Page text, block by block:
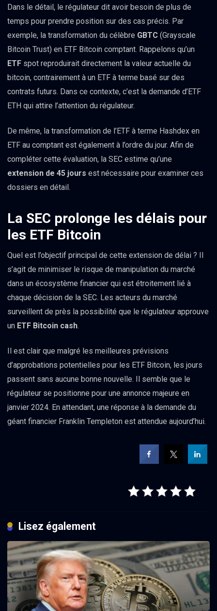
Dans le détail, le régulateur dit avoir besoin de plus de
temps pour prendre position sur des cas précis. Par
exemple, la transformation du célèbre GBTC (Grayscale
Bitcoin Trust) en ETF Bitcoin comptant. Rappelons qu’un
ETF spot reproduirait directement la valeur actuelle du
bitcoin, contrairement à un ETF à terme basé sur des
contrats futurs. Dans ce contexte, c’est la demande d’ETF
ETH qui attire l’attention du régulateur.
De même, la transformation de l’ETF à terme Hashdex en
ETF au comptant est également à l’ordre du jour. Afin de
compléter cette évaluation, la SEC estime qu’une
extension de 45 jours est nécessaire pour examiner ces
dossiers en détail.
La SEC prolonge les délais pour
les ETF Bitcoin
Quel est l’objectif principal de cette extension de délai ? Il
s’agit de minimiser le risque de manipulation du marché
dans un écosystème financier qui est étroitement lié à
chaque décision de la SEC. Les acteurs du marché
surveillent de près la possibilité que le régulateur approuve
un ETF Bitcoin cash.
Il est clair que malgré les meilleures prévisions
d’approbations potentielles pour les ETF Bitcoin, les jours
passent sans aucune bonne nouvelle. Il semble que le
régulateur se positionne pour une annonce majeure en
janvier 2024. En attendant, une réponse à la demande du
géant financier Franklin Templeton est attendue aujourd’hui.
Lisez également